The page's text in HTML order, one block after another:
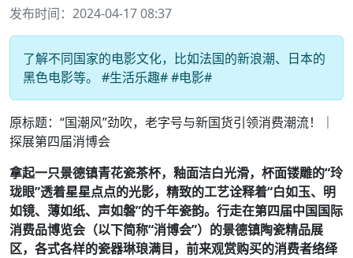
发布时间：2024-04-17 08:37
了解不同国家的电影文化，比如法国的新浪潮、日本的
黑色电影等。 #生活乐趣# #电影#
原标题：“国潮风”劲吹，老字号与新国货引领消费潮流！｜
探展第四届消博会
拿起一只景德镇青花瓷茶杯，釉面洁白光滑，杯面镂雕的“玲
珑眼”透着星星点点的光影，精致的工艺诠释着“白如玉、明
如镜、薄如纸、声如磐”的千年瓷韵。行走在第四届中国国际
消费品博览会（以下简称“消博会”）的景德镇陶瓷精品展
区，各式各样的瓷器琳琅满目，前来观赏购买的消费者络绎